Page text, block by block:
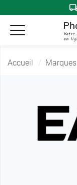
Accueil Marques